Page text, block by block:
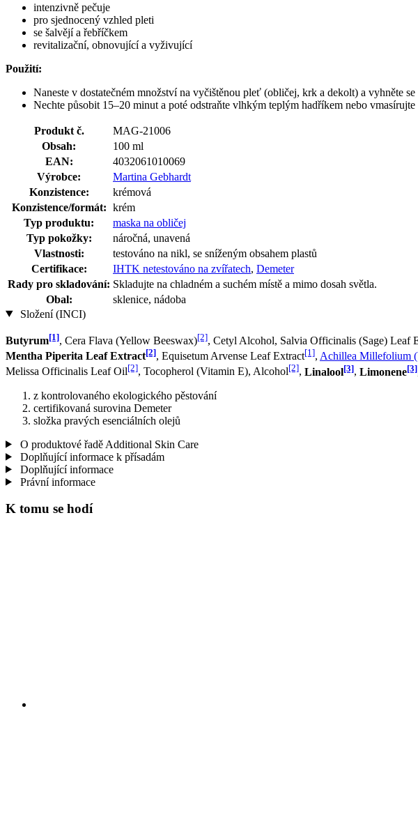
intenzivně pečuje
pro sjednocený vzhled pleti
se šalvějí a řebříčkem
revitalizační, obnovující a vyživující
Použití:
Naneste v dostatečném množství na vyčištěnou pleť (obličej, krk a dekolt) a vyhněte se
Nechte působit 15–20 minut a poté odstraňte vlhkým teplým hadříkem nebo vmasírujte
Produkt č.
MAG-21006
Obsah:
100 ml
EAN:
4032061010069
Výrobce:
Martina Gebhardt
Konzistence:
krémová
Konzistence/formát: krém
Typ produktu:
maska na obličej
Typ pokožky:
náročná, unavená
Vlastnosti:
testováno na nikl, se sníženým obsahem plastů
Certifikace:
IHTK netestováno na zvířatech, Demeter
Rady pro skladování: Skladujte na chladném a suchém místě a mimo dosah světla.
Obal:
sklenice, nádoba
Složení (INCI)
Butyrum[1], Cera Flava (Yellow Beeswax)[2], Cetyl Alcohol, Salvia Officinalis (Sage) Leaf
Mentha Piperita Leaf Extract[2], Equisetum Arvense Leaf Extract[1], Achillea Millefolium
Melissa Officinalis Leaf Oil[2], Tocopherol (Vitamin E), Alcohol[2], Linalool[3], Limonene[3]
z kontrolovaného ekologického pěstování
certifikovaná surovina Demeter
složka pravých esenciálních olejů
O produktové řadě Additional Skin Care
Doplňující informace k přísadám
Doplňující informace
Právní informace
K tomu se hodí